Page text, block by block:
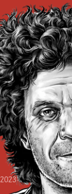
•2minuty